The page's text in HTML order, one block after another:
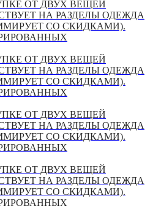
ОТ ДВУХ ВЕЩЕЙ
НА РАЗДЕЛЫ ОДЕЖДА
СО СКИДКАМИ).
ОТ ДВУХ ВЕЩЕЙ
НА РАЗДЕЛЫ ОДЕЖДА
СО СКИДКАМИ).
ОТ ДВУХ ВЕЩЕЙ
НА РАЗДЕЛЫ ОДЕЖДА
СО СКИДКАМИ).
ОТ ДВУХ ВЕЩЕЙ
НА РАЗДЕЛЫ ОДЕЖДА
СО СКИДКАМИ).